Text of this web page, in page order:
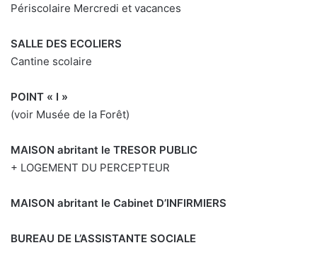
Périscolaire Mercredi et vacances
SALLE DES ECOLIERS
Cantine scolaire
POINT « I »
(voir Musée de la Forêt)
MAISON abritant le TRESOR PUBLIC
+ LOGEMENT DU PERCEPTEUR
MAISON abritant le Cabinet D’INFIRMIERS
BUREAU DE L’ASSISTANTE SOCIALE